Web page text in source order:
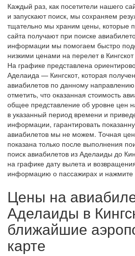
Каждый раз, как посетители нашего
и запускают поиск, мы сохраняем
тщательно мы храним цены, которые
сайта получают при поиске
информации мы помогаем быстро
низкими ценами на перелет в
На графике представлена
Аделаида — Кингскот, которая
авиабилетов по данному
отметить, что оказанная стоимость
общее представление об уровне цен
в указанный период времени и
информации, гарантировать
авиабилетов мы не можем. Точная
показана только после выполнения
поиск авиабилетов из Аделаиды до
на графике дату вылета и
информацию о пассажирах и нажмите
Цены на
Аделаиды в
ближайшие
карте